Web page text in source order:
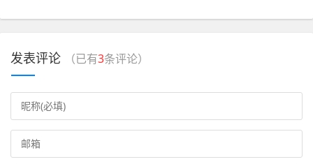
发表评论 （已有3条评论）